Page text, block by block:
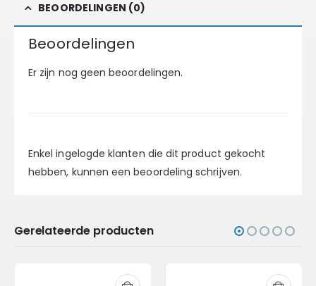
BEOORDELINGEN (0)
Beoordelingen
Er zijn nog geen beoordelingen.
Enkel ingelogde klanten die dit product gekocht
hebben, kunnen een beoordeling schrijven.
Gerelateerde producten